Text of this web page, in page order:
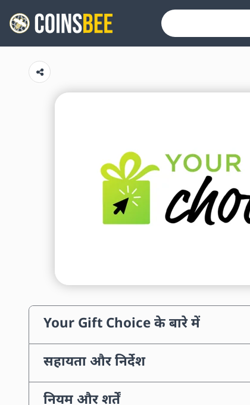
Your Gift Choice के बारे में
सहायता और निर्देश
नियम और शर्तें